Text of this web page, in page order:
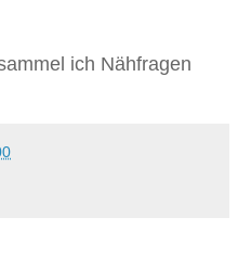
ich Nähfragen